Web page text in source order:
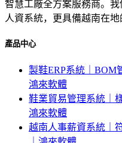
智慧工廠全方案服務商。
人資系統，更具備越南在地
產品中心
製鞋ERP系統｜BOM
鴻來軟體
鞋業貿易管理系統｜
鴻來軟體
越南人事薪資系統｜